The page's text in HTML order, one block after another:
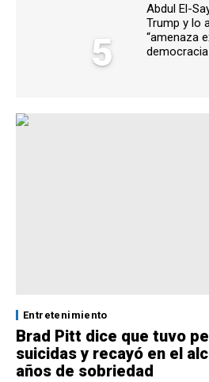
5
Abdul El-
Trump y lo
“amenaza
democracia
Entretenimiento
Brad Pitt dice que tuvo
suicidas y recayó en el
años de sobriedad